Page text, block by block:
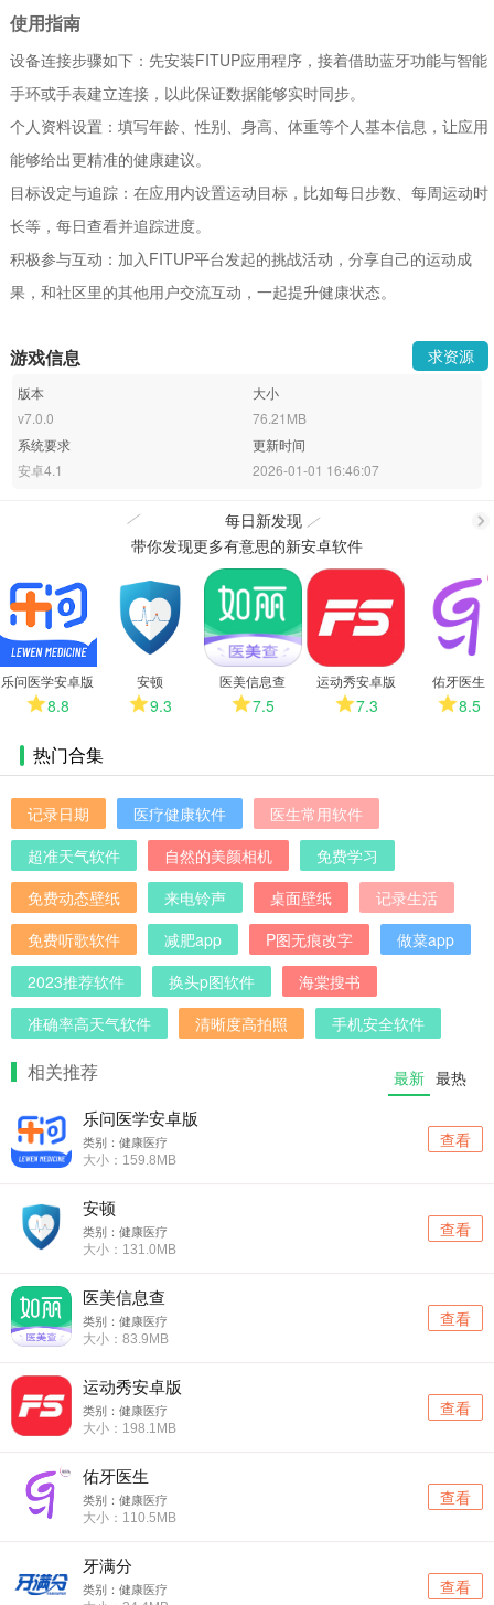
使用指南
设备连接步骤如下：先安装FITUP应用程序，接着借助蓝牙功能与智能
手环或手表建立连接，以此保证数据能够实时同步。
个人资料设置：填写年龄、性别、身高、体重等个人基本信息，让应用
能够给出更精准的健康建议。
目标设定与追踪：在应用内设置运动目标，比如每日步数、每周运动时
长等，每日查看并追踪进度。
积极参与互动：加入FITUP平台发起的挑战活动，分享自己的运动成
果，和社区里的其他用户交流互动，一起提升健康状态。
游戏信息 求资源
版本
v7.0.0
大小
76.21MB
系统要求
安卓4.1
更新时间
2026-01-01 16:46:07
每日新发现
多
带你发现更多有意思的新安卓软件
乐问医学安卓版
8.8
安顿
9.3
医美信息查
7.5
运动秀安卓版
7.3
佑牙医生
8.5
热门合集
记录日期 医疗健康软件
医生常用软件
超准天气软件
自然的美颜相机
免费学习
免费动态壁纸
来电铃声 桌面壁纸
记录生活
免费听歌软件
减肥app P图无痕改字
做菜app
2023推荐软件
换头p图软件
海棠搜书
准确率高天气软件
清晰度高拍照 手机安全软件
相关推荐 最新 最热
乐问医学安卓版
类别：健康医疗
大小：159.8MB
查看
安顿
类别：健康医疗
大小：131.0MB
查看
医美信息查
类别：健康医疗
大小：83.9MB
查看
运动秀安卓版
类别：健康医疗
大小：198.1MB
查看
佑牙医生
类别：健康医疗
大小：110.5MB
查看
牙满分
类别：健康医疗 查看